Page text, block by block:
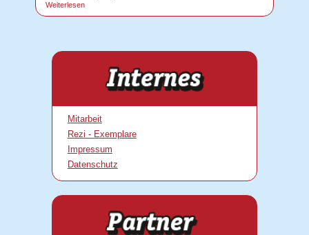
Weiterlesen
Mitarbeit
Rezi - Exemplare
Impressum
Datenschutz